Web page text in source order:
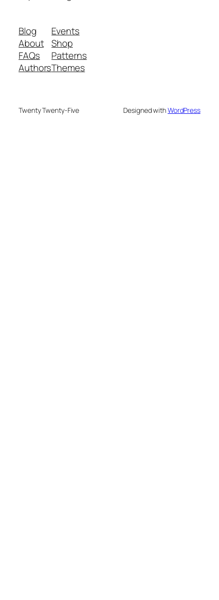
Blog
About
FAQs
Authors
Events
Shop
Patterns
Themes
Twenty Twenty-Five Designed withWordPress